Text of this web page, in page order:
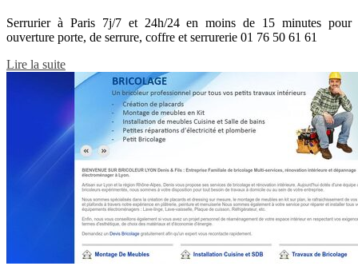
Serrurier à Paris 7j/7 et 24h/24 en moins de 15 minutes pour
ouverture porte, de serrure, coffre et serrurerie 01 76 50 61 61
Lire la suite